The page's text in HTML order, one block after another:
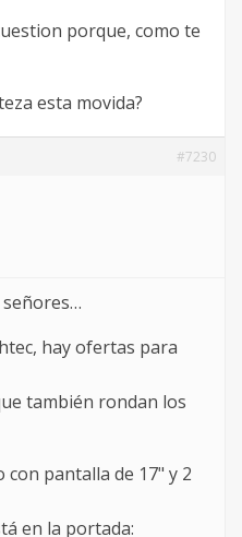
porque, como te
esta movida?
#7230
señores…
hay ofertas para
también rondan los
con pantalla de 17" y 2
en la portada: